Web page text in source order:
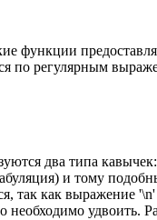
функции
по регулярным
два типа
и тому
как выражение '\n'
удвоить.